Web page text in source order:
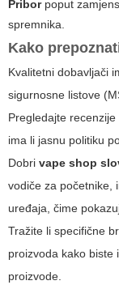
Priborpoput
spremnika.
Kako
Kvalitetni dobavljači
sigurnosne listove
Pregledajte
ima li jasnu politiku
Dobri vape shop
vodiče za početnike,
uređaja, čime
Tražite li specifične
proizvoda kako biste
proizvode.